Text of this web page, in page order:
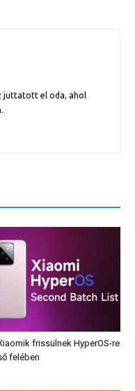
juttatott el oda, ahol
frissülnek HyperOS-re
felében